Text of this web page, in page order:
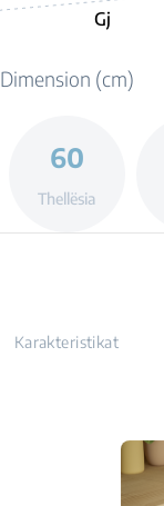
Gj
Dimension (cm)
60
Thellësia
Karakteristikat